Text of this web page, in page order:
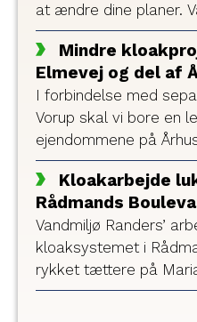
at ændre dine planer.
udfører nemlig
Mariagervej, mellem
Lervangen denne
gennemkørsel ad den
Mindre
Elmevej og del af
I forbindelse med
Vorup skal vi bore en
ejendommene på
4A-E. Arbejdet
forventes afsluttet
Kloakarbejde
Rådmands
Vandmiljø Randers’
kloaksystemet i
rykket tættere på
at vejstrækningen